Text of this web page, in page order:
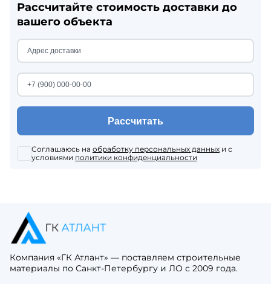
Рассчитайте стоимость доставки до
вашего объекта
Рассчитать
Соглашаюсь на обработку персональных данных и с
условиями политики конфиденциальности
Компания «ГК Атлант» — поставляем строительные
материалы по Санкт-Петербургу и ЛО с 2009 года.